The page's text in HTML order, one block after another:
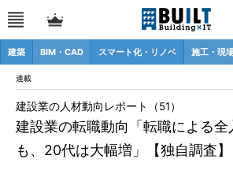
建築 BIM・CAD スマート化・リノベ 施工・現
連載
建設業の転職動向「転職による全
も、20代は大幅増」【独自調査】
建設業の人材動向レポート（51）